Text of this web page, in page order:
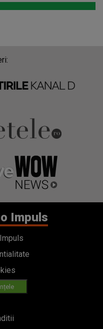
Impuls